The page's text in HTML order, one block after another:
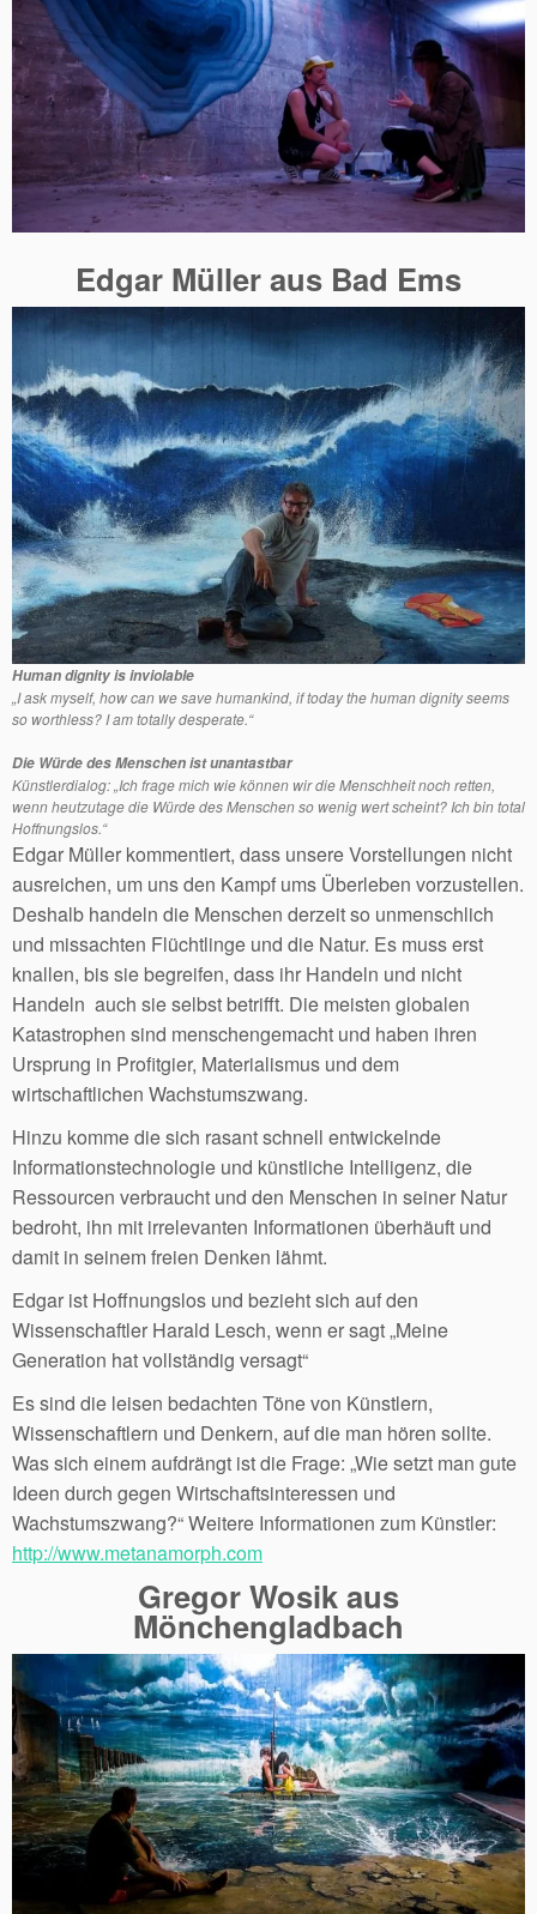
Edgar Müller aus Bad Ems
Human dignity is inviolable
„I ask myself, how can we save humankind, if today the human dignity seems
so worthless? I am totally desperate.“
Die Würde des Menschen ist unantastbar
Künstlerdialog: „Ich frage mich wie können wir die Menschheit noch retten,
wenn heutzutage die Würde des Menschen so wenig wert scheint? Ich bin total
Hoffnungslos.“
Edgar Müller kommentiert, dass unsere Vorstellungen nicht
ausreichen, um uns den Kampf ums Überleben vorzustellen.
Deshalb handeln die Menschen derzeit so unmenschlich
und missachten Flüchtlinge und die Natur. Es muss erst
knallen, bis sie begreifen, dass ihr Handeln und nicht
Handeln auch sie selbst betrifft. Die meisten globalen
Katastrophen sind menschengemacht und haben ihren
Ursprung in Profitgier, Materialismus und dem
wirtschaftlichen Wachstumszwang.
Hinzu komme die sich rasant schnell entwickelnde
Informationstechnologie und künstliche Intelligenz, die
Ressourcen verbraucht und den Menschen in seiner Natur
bedroht, ihn mit irrelevanten Informationen überhäuft und
damit in seinem freien Denken lähmt.
Edgar ist Hoffnungslos und bezieht sich auf den
Wissenschaftler Harald Lesch, wenn er sagt „Meine
Generation hat vollständig versagt“
Es sind die leisen bedachten Töne von Künstlern,
Wissenschaftlern und Denkern, auf die man hören sollte.
Was sich einem aufdrängt ist die Frage: „Wie setzt man gute
Ideen durch gegen Wirtschaftsinteressen und
Wachstumszwang?“ Weitere Informationen zum Künstler:
http://www.metanamorph.com
Gregor Wosik aus
Mönchengladbach